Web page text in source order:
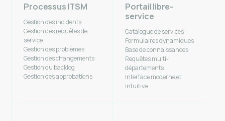
Processus ITSM
Gestion des incidents
Gestion des requêtes de
service
Gestion des problèmes
Gestion des changements
Gestion du backlog
Gestion des approbations
Portail libre-
service
Catalogue de services
Formulaires dynamiques
Base de connaissances
Requêtes multi-
départements
Interface moderne et
intuitive